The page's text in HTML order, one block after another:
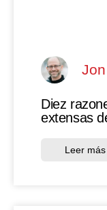
Diez
extensas
Leer más